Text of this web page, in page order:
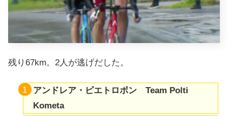
残り67km。2人が逃げだした。
アンドレア・ピエトロボン Team Polti
Kometa